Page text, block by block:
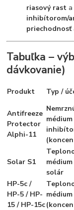
riasový rast a
inhibítorom/
priechodnosť
Tabuľka –
dávkovanie)
Produkt Typ /
Antifreeze
Protector
Alphi-11
médium
Solar S1
solár
HP-5c /
HP-5 / HP-
15 / HP-15c